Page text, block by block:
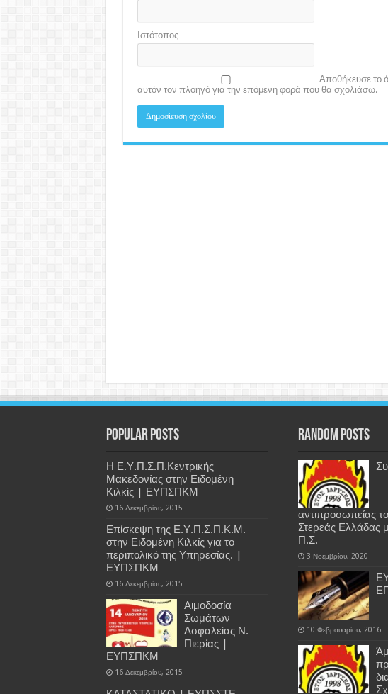
Ιστότοπος
Αποθήκευσε το
αυτόν τον πλοηγό για την επόμενη φορά που θα σχολιάσω.
Popular Posts
Η Ε.Υ.Π.Σ.Π.Κεντρικής
Μακεδονίας στην Ειδομένη
Κιλκίς | ΕΥΠΣΠΚΜ
16 Δεκεμβρίου, 2015
Επίσκεψη της Ε.Υ.Π.Σ.Π.Κ.Μ.
στην Ειδομένη Κιλκίς για το
περιπολικό της Υπηρεσίας. |
ΕΥΠΣΠΚΜ
16 Δεκεμβρίου, 2015
Αιμοδοσία
Σωμάτων
Ασφαλείας Ν.
Πιερίας |
ΕΥΠΣΠΚΜ
16 Δεκεμβρίου, 2015
Random Posts
αντιπροσωπείας
Στερεάς Ελλάδας
Π.Σ.
3 Νοεμβρίου, 2020
10 Φεβρουαρίου, 2016